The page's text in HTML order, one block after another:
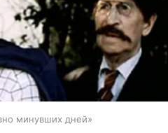
минувших дней»